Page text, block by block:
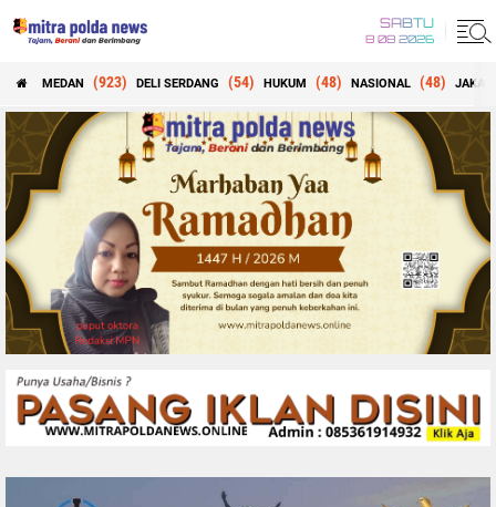
SABTU
8 08 2026
MEDAN (923) DELI SERDANG (54) HUKUM (48) NASIONAL (48)